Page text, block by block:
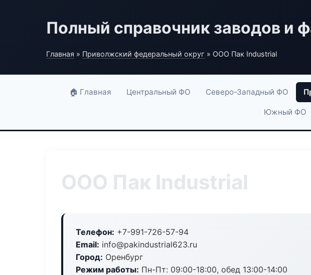
Полный справочник заводов и
Главная » Приволжский федеральный округ » ООО Пак Industrial
🏠 Главная Центральный ФО Северо-Западный ФО
Южный ФО
ООО Пак Industrial
Телефон: +7-991-726-57-94
Email: info@pakindustrial623.ru
Город: Оренбург
Режим работы: Пн-Пт: 09:00-18:00, обед 13:00-14:00